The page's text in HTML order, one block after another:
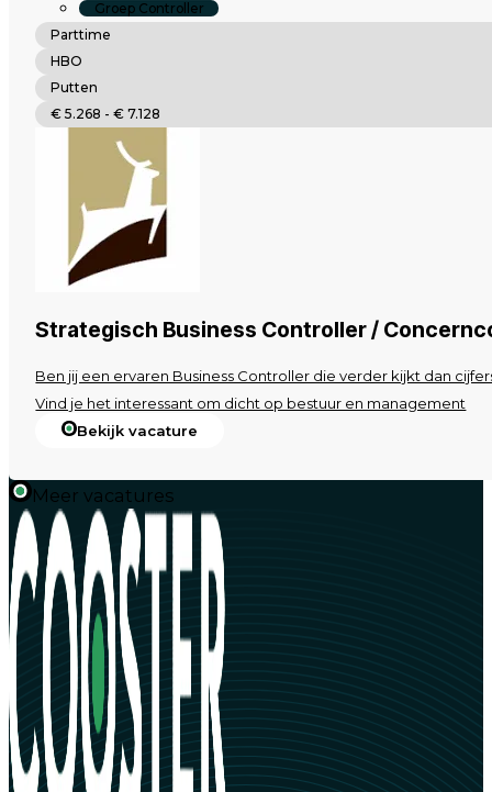
Groep Controller
Parttime
HBO
Putten
€ 5.268 - € 7.128
Strategisch Business Controller /
Ben jij een ervaren Business Controller die verder kijkt dan
Vind je het interessant om dicht op bestuur en management
Bekijk vacature
Meer vacatures